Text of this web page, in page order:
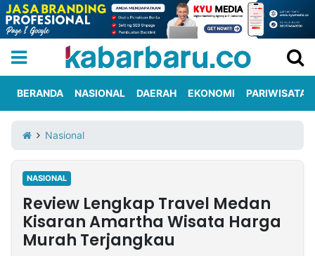
Iklan
Berita
Kami
Nasional
International
Olahraga
Entertainment
Daerah
Pariwisata
Kuliner
Kolom
BERANDA NASIONAL DAERAH EKONOMI PARIWISATA
Nasional
NASIONAL
Review Lengkap Travel Medan
Kisaran Amartha Wisata Harga
Murah Terjangkau